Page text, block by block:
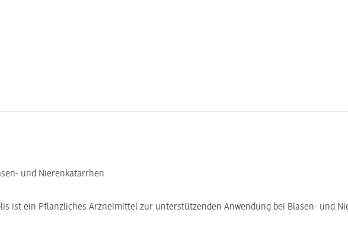
und Nierenkatarrhen
ist ein Pflanzliches Arzneimittel zur unterstützenden Anwendung bei Blasen- und